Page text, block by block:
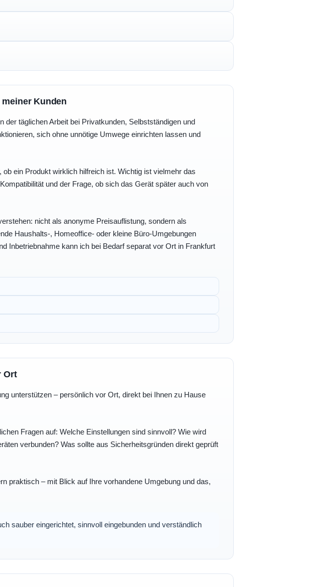
Kunden
täglichen Arbeit bei Privatkunden, Selbstständigen und
sich ohne unnötige Umwege einrichten lassen und
ein Produkt wirklich hilfreich ist. Wichtig ist vielmehr das
und der Frage, ob sich das Gerät später auch von
nicht als anonyme Preisauflistung, sondern als
Haushalts-, Homeoffice- oder kleine Büro-Umgebungen
Inbetriebnahme kann ich bei Bedarf separat vor Ort in Frankfurt
Ort
unterstützen – persönlich vor Ort, direkt bei Ihnen zu Hause
Fragen auf: Welche Einstellungen sind sinnvoll? Wie wird
verbunden? Was sollte aus Sicherheitsgründen direkt geprüft
praktisch – mit Blick auf Ihre vorhandene Umgebung und das,
sauber eingerichtet, sinnvoll eingebunden und verständlich